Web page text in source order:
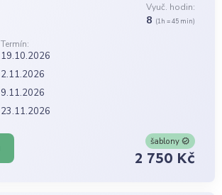
Vyuč. hodin:
8 (1h = 45 min)
Termín:
19.10.2026
2.11.2026
9.11.2026
23.11.2026
šablony
2 750 Kč